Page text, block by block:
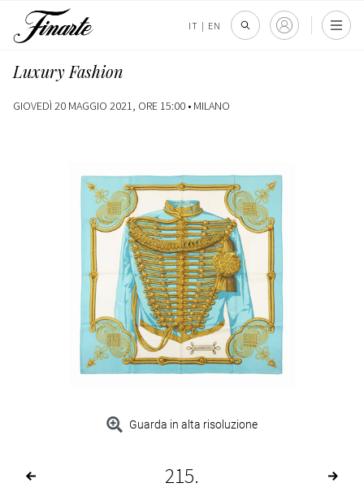
IT | EN
Luxury Fashion
GIOVEDÌ 20 MAGGIO 2021, ORE 15:00 • MILANO
Guarda in alta risoluzione
215